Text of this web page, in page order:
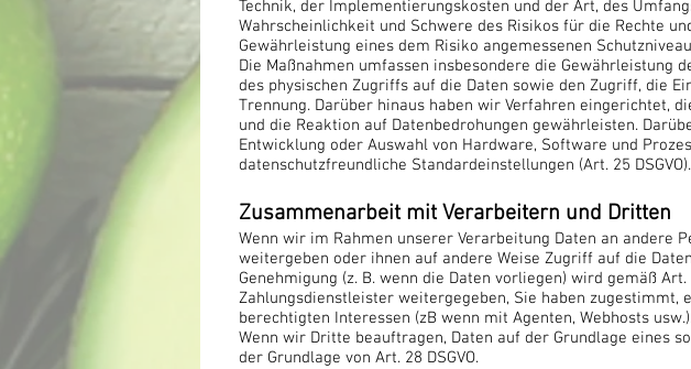
Technik, der Implementierungskosten und der Art, des
Wahrscheinlichkeit und Schwere des Risikos für die Rechte
Gewährleistung eines dem Risiko angemessenen
Die Maßnahmen umfassen insbesondere die
des physischen Zugriffs auf die Daten sowie den Zugriff, die
Trennung. Darüber hinaus haben wir Verfahren eingerichtet,
und die Reaktion auf Datenbedrohungen gewährleisten.
Entwicklung oder Auswahl von Hardware, Software und
datenschutzfreundliche Standardeinstellungen (Art. 25 DSGVO).
Zusammenarbeit mit Verarbeitern und Dritten
Wenn wir im Rahmen unserer Verarbeitung Daten an andere
weitergeben oder ihnen auf andere Weise Zugriff auf die
Genehmigung (z. B. wenn die Daten vorliegen) wird gemäß
Zahlungsdienstleister weitergegeben, Sie haben
berechtigten Interessen (zB wenn mit Agenten, Webhosts
Wenn wir Dritte beauftragen, Daten auf der Grundlage eines
der Grundlage von Art. 28 DSGVO.